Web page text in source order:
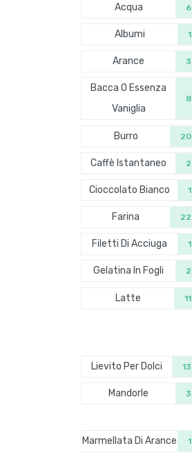
Acqua 6
Albumi 1
Arance 3
Bacca O Essenza
Vaniglia
8
Burro 20
Caffè Istantaneo 2
Cioccolato Bianco 1
Farina 22
Filetti Di Acciuga 1
Gelatina In Fogli 2
Latte 11
Lievito Per Dolci 13
Mandorle 3
Marmellata Di Arance 1